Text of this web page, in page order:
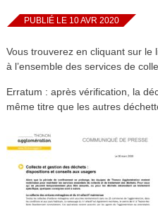
PUBLIÉ LE 10 AVR 2020
Vous trouverez en cliquant sur le
à l’ensemble des services de
Erratum : après vérification, la
même titre que les autres